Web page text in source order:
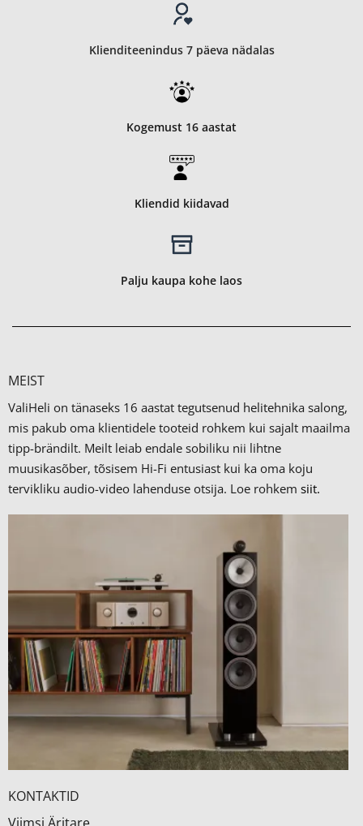
Klienditeenindus 7 päeva nädalas
Kogemust 16 aastat
Kliendid kiidavad
Palju kaupa kohe laos
MEIST
ValiHeli on tänaseks 16 aastat tegutsenud helitehnika salong,
mis pakub oma klientidele tooteid rohkem kui sajalt maailma
tipp-brändilt. Meilt leiab endale sobiliku nii lihtne
muusikasõber, tõsisem Hi-Fi entusiast kui ka oma koju
tervikliku audio-video lahenduse otsija. Loe rohkem siit.
KONTAKTID